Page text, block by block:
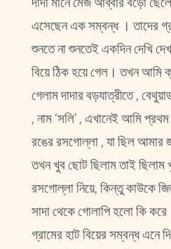
এসেছেন এক সম্বন্ধ । তাদের
শুনতে না শুনতেই একদিন দেখি
বিয়ে ঠিক হয়ে গেল। তখন আমি
গেলাম দাদার বড়যাত্রীতে ,
, নাম ‘সলি’ , এখানেই আমি প্রথম
রঙের রসগোল্লা , যা ছিল আমার
তখন খুব ছোট ছিলাম তাই ছিলাম
রসগোল্লা নিয়ে, কিন্তু কাউকে
সাদা থেকে গোলাপি হলো কি
গ্রামের হাট বিয়ের সম্বন্ধ এনে